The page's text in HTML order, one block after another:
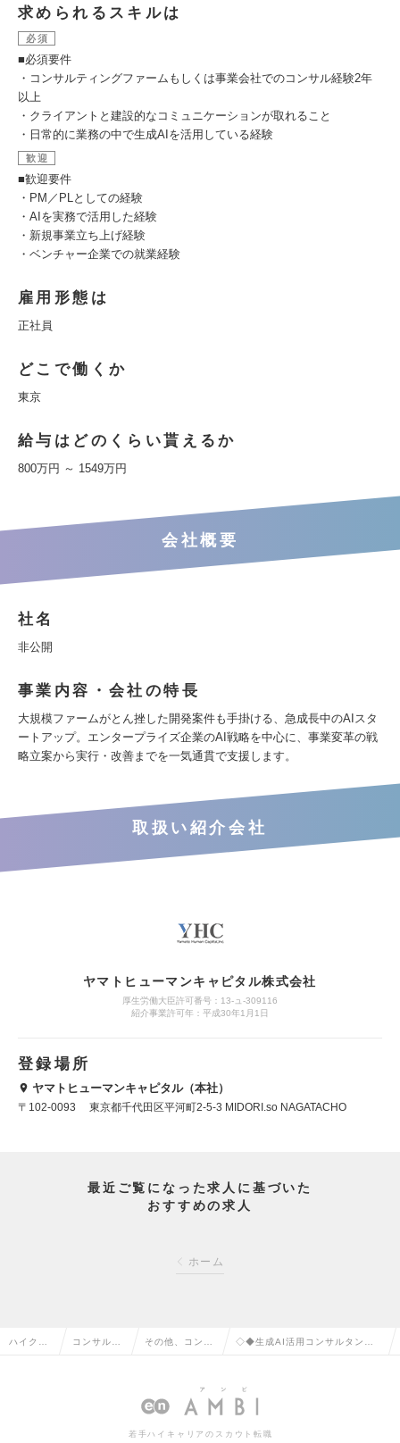
求められるスキルは
必須
■必須要件
・コンサルティングファームもしくは事業会社でのコンサル経験2年
以上
・クライアントと建設的なコミュニケーションが取れること
・日常的に業務の中で生成AIを活用している経験
歓迎
■歓迎要件
・PM／PLとしての経験
・AIを実務で活用した経験
・新規事業立ち上げ経験
・ベンチャー企業での就業経験
雇用形態は
正社員
どこで働くか
東京
給与はどのくらい貰えるか
800万円 ～ 1549万円
会社概要
社名
非公開
事業内容・会社の特長
大規模ファームがとん挫した開発案件も手掛ける、急成長中のAIスタ
ートアップ。エンタープライズ企業のAI戦略を中心に、事業変革の戦
略立案から実行・改善までを一気通貫で支援します。
取扱い紹介会社
ヤマトヒューマンキャピタル株式会社
厚生労働大臣許可番号：13-ュ-309116
紹介事業許可年：平成30年1月1日
登録場所
ヤマトヒューマンキャピタル（本社）
〒102-0093 東京都千代田区平河町2-5-3 MIDORI.so NAGATACHO
最近ご覧になった求人に基づいた
おすすめの求人
ホーム
ハイクラ コンサルタ その他、コンサ
職
◇◆生成AI活用コンサルタント／
報
若手ハイキャリアのスカウト転職